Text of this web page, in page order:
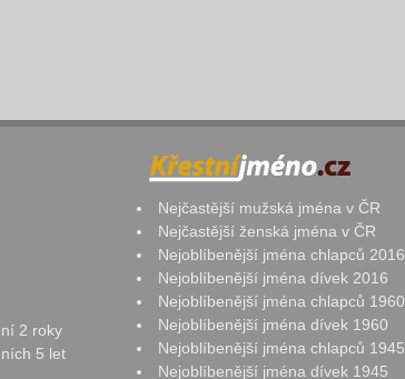
2 roky
5 let
Nejčastější mužská jména v ČR
Nejčastější ženská jména v ČR
Nejoblíbenější jména chlapců 2016
Nejoblíbenější jména dívek 2016
Nejoblíbenější jména chlapců 1960
Nejoblíbenější jména dívek 1960
Nejoblíbenější jména chlapců 1945
Nejoblíbenější jména dívek 1945